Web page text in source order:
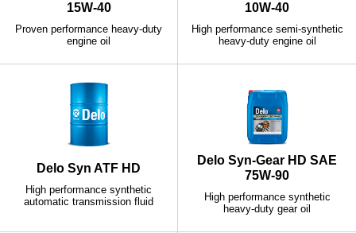
15W-40
Proven performance heavy-duty
engine oil
10W-40
High performance semi-synthetic
heavy-duty engine oil
Delo Syn ATF HD
High performance synthetic
automatic transmission fluid
Delo Syn-Gear HD SAE
75W-90
High performance synthetic
heavy-duty gear oil